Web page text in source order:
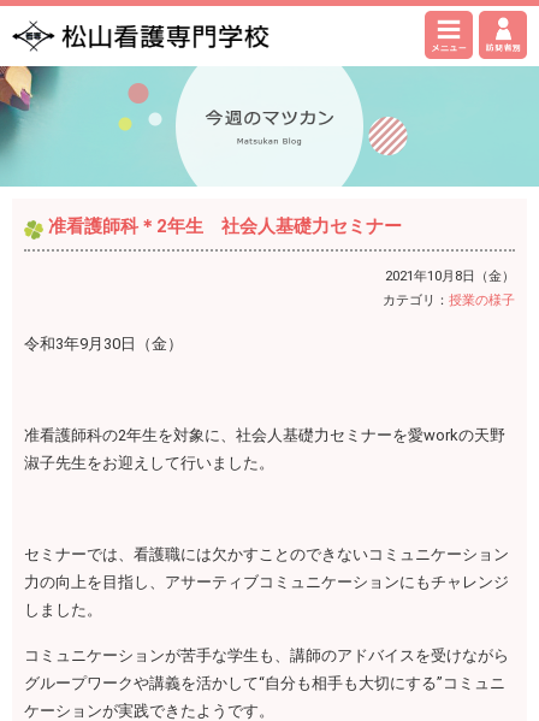
准看護師科＊2年生 社会人基礎力セミナー
2021年10月8日（金）
カテゴリ： 授業の様子
令和3年9月30日（金）
准看護師科の2年生を対象に、社会人基礎力セミナーを愛workの天野
淑子先生をお迎えして行いました。
セミナーでは、看護職には欠かすことのできないコミュニケーション
力の向上を目指し、アサーティブコミュニケーションにもチャレンジ
しました。
コミュニケーションが苦手な学生も、講師のアドバイスを受けながら
グループワークや講義を活かして“自分も相手も大切にする”コミュニ
ケーションが実践できたようです。